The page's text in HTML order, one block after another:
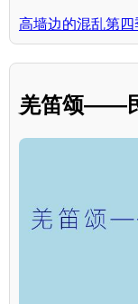
高墙边的混乱第四
羌笛颂——